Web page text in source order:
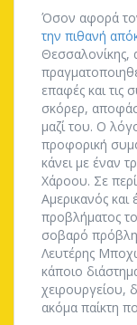
Όσον αφορά
την πιθανή
Θεσσαλονίκης,
επαφές και τις
σκόρερ,
μαζί του. Ο
προφορική
κάνει με έναν
Χάροου. Σε
Αμερικανός
προβλήματος
σοβαρό
Λευτέρης
κάποιο
χειρουργείου,
ακόμα παίκτη